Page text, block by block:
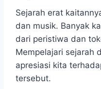
Sejarah erat
dan musik. Banyak
dari peristiwa dan
Mempelajari sejarah
apresiasi kita
tersebut.